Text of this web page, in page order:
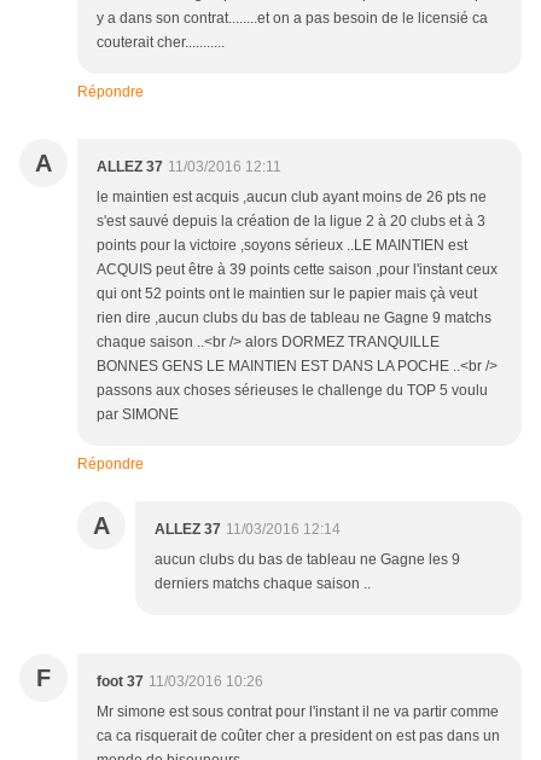
y a dans son contrat........et on a pas besoin de le licensié ca
couterait cher...........
Répondre
A ALLEZ 37 11/03/2016 12:11
le maintien est acquis ,aucun club ayant moins de 26 pts ne
s'est sauvé depuis la création de la ligue 2 à 20 clubs et à 3
points pour la victoire ,soyons sérieux ..LE MAINTIEN est
ACQUIS peut être à 39 points cette saison ,pour l'instant ceux
qui ont 52 points ont le maintien sur le papier mais çà veut
rien dire ,aucun clubs du bas de tableau ne Gagne 9 matchs
chaque saison ..<br /> alors DORMEZ TRANQUILLE
BONNES GENS LE MAINTIEN EST DANS LA POCHE ..<br />
passons aux choses sérieuses le challenge du TOP 5 voulu
par SIMONE
Répondre
A ALLEZ 37 11/03/2016 12:14
aucun clubs du bas de tableau ne Gagne les 9
derniers matchs chaque saison ..
F foot 37 11/03/2016 10:26
Mr simone est sous contrat pour l'instant il ne va partir comme
ca ca risquerait de coûter cher a president on est pas dans un